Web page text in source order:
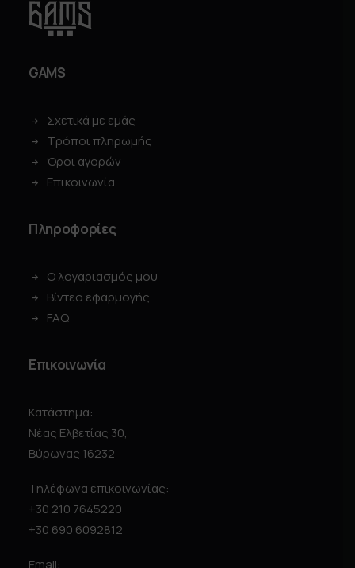
GAMS
Σχετικά με εμάς
Τρόποι πληρωμής
Όροι αγορών
Επικοινωνία
Πληροφορίες
Ο λογαριασμός μου
Βίντεο εφαρμογής
FAQ
Επικοινωνία
Κατάστημα:
Νέας Ελβετίας 30,
Βύρωνας 16232
Τηλέφωνα επικοινωνίας:
+30 210 7645220
+30 690 6092812
Email: